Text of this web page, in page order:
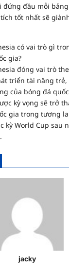
đứng đầu mỗi
tốt nhất sẽ
có vai trò gì
gia?
đóng vai trò
triển tài năng
của bóng đá
kỳ vọng sẽ trở
gia trong tương
kỳ World Cup sau
jacky